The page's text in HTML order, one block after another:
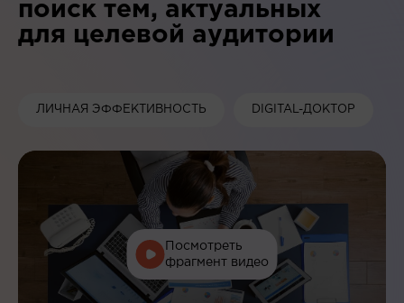
поиск тем, актуальных
для целевой аудитории
ЛИЧНАЯ ЭФФЕКТИВНОСТЬ DIGITAL-ДОКТОР
Посмотреть
фрагмент видео